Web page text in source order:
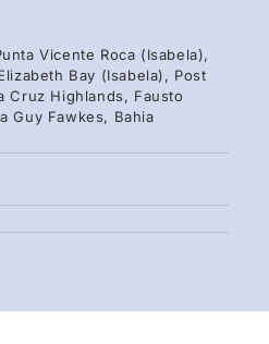
Vicente Roca (Isabela),
Bay (Isabela), Post
Cruz Highlands, Fausto
Guy Fawkes, Bahia